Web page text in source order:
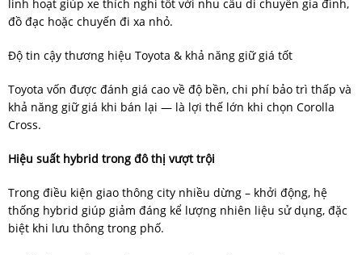
linh hoạt giúp xe thích nghi tốt với nhu cầu di chuyển gia đình,
đồ đạc hoặc chuyến đi xa nhỏ.
Độ tin cậy thương hiệu Toyota & khả năng giữ giá tốt
Toyota vốn được đánh giá cao về độ bền, chi phí bảo trì thấp và
khả năng giữ giá khi bán lại — là lợi thế lớn khi chọn Corolla
Cross.
Hiệu suất hybrid trong đô thị vượt trội
Trong điều kiện giao thông city nhiều dừng – khởi động, hệ
thống hybrid giúp giảm đáng kể lượng nhiên liệu sử dụng, đặc
biệt khi lưu thông trong phố.